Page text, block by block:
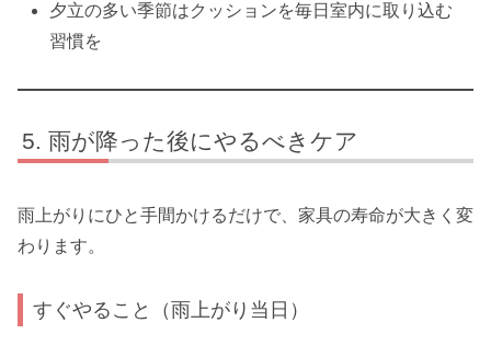
夕立の多い季節はクッションを毎日室内に取り込む
習慣を
雨が降った後にやるべきケア
雨上がりにひと手間かけるだけで、家具の寿命が大きく変
わります。
すぐやること（雨上がり当日）